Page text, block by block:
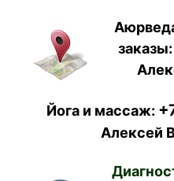
заказы:
Йога и массаж:
Алексей